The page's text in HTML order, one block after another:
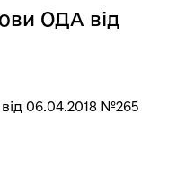
ОДА від
06.04.2018 №265